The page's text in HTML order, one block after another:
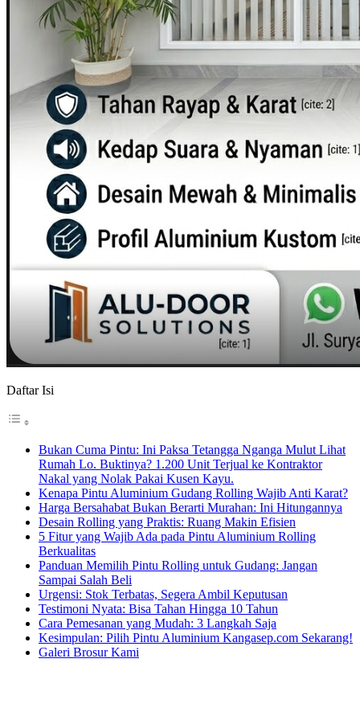
Daftar Isi
Bukan Cuma Pintu: Ini Paksa Tetangga Nganga Mulut Lihat
Rumah Lo. Buktinya? 1.200 Unit Terjual ke Kontraktor
Nakal yang Nolak Pakai Kusen Kayu.
Kenapa Pintu Aluminium Gudang Rolling Wajib Anti Karat?
Harga Bersahabat Bukan Berarti Murahan: Ini Hitungannya
Desain Rolling yang Praktis: Ruang Makin Efisien
5 Fitur yang Wajib Ada pada Pintu Aluminium Rolling
Berkualitas
Panduan Memilih Pintu Rolling untuk Gudang: Jangan
Sampai Salah Beli
Urgensi: Stok Terbatas, Segera Ambil Keputusan
Testimoni Nyata: Bisa Tahan Hingga 10 Tahun
Cara Pemesanan yang Mudah: 3 Langkah Saja
Kesimpulan: Pilih Pintu Aluminium Kangasep.com Sekarang!
Galeri Brosur Kami